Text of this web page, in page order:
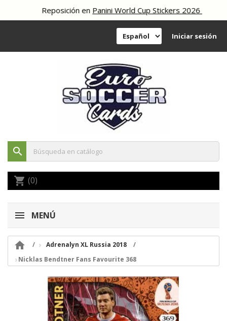
Reposición enPanini World Cup Stickers 2026
Iniciar sesión
search
shopping_cart (0)
MENÚ

Adrenalyn XL Russia 2018
Nicklas Bendtner Fans Favourite 368